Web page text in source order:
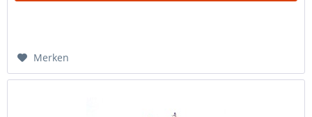
Merken